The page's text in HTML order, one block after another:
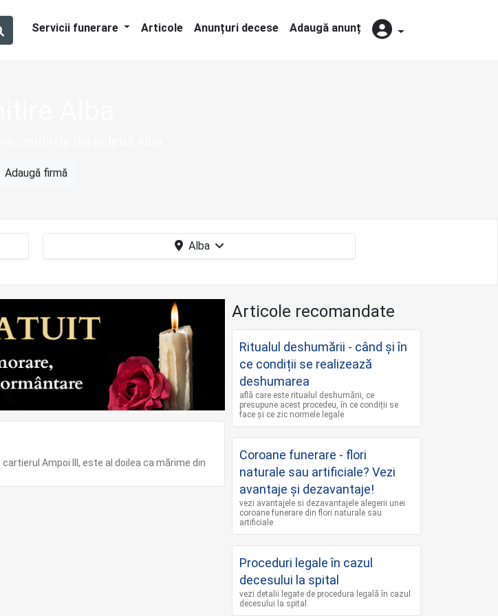
Servicii funerare Articole Anunțuri decese Adaugă anunț
Adaugă firmă
cartierul Ampoi III, este al doilea ca mărime din
Articole recomandate
Ritualul deshumării - când și în
ce condiții se realizează
deshumarea
află care este ritualul deshumării, ce
presupune acest procedeu, în ce condiții se
face și ce zic normele legale
Coroane funerare - flori
naturale sau artificiale? Vezi
avantaje și dezavantaje!
vezi avantajele si dezavantajele alegerii unei
coroane funerare din flori naturale sau
artificiale
Proceduri legale în cazul
decesului la spital
vezi detalii legate de procedura legală în cazul
decesului la spital